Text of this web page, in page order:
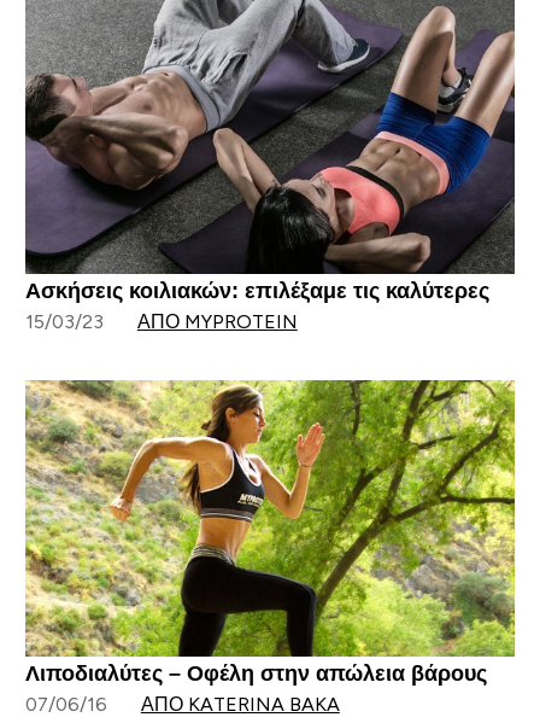
Ασκήσεις κοιλιακών: επιλέξαμε τις καλύτερες
15/03/23 ΑΠΌ MYPROTEIN
Λιποδιαλύτες – Οφέλη στην απώλεια βάρους
07/06/16 ΑΠΌ KATERINA BAKA